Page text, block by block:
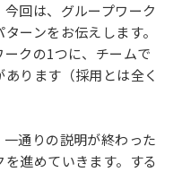
回は、グループワーク
ーンをお伝えします。
クの1つに、チームで
ります（採用とは全く
通りの説明が終わった
進めていきます。する